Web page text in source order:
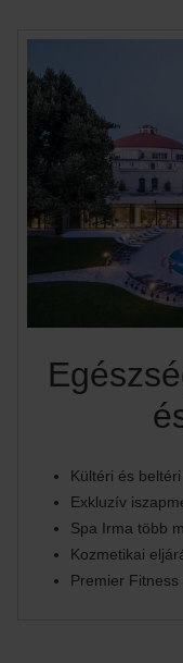
Kültéri és
Exkluzív
Spa Irma több
Kozmetikai
Premier